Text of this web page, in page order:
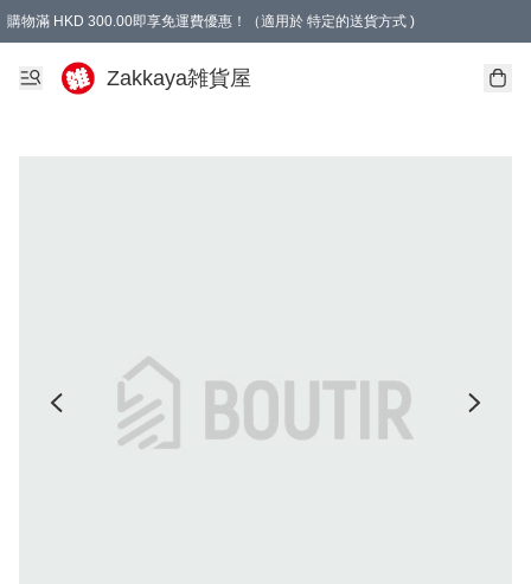
購物滿 HKD 300.00即享免運費優惠！（適用於 特定的送貨方式 )
Zakkaya雑貨屋